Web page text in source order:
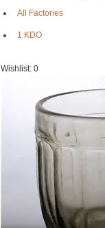
All Factories
1 KDO
Wishlist: 0